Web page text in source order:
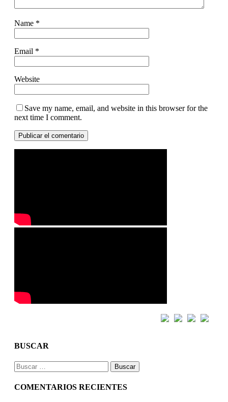
Name *
Email *
Website
Save my name, email, and website in this browser for the
next time I comment.
BUSCAR
Buscar:
COMENTARIOS RECIENTES